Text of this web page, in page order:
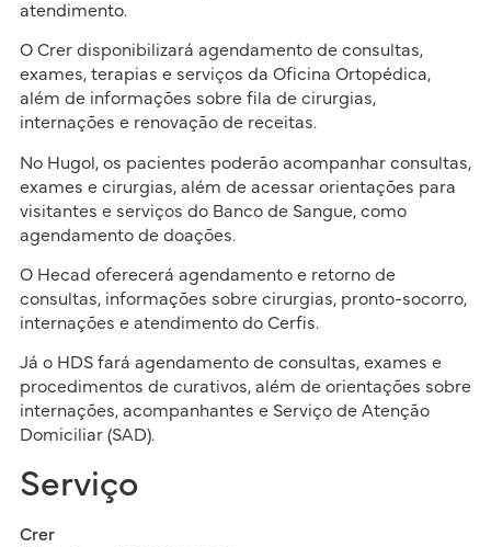
atendimento.
O Crer disponibilizará agendamento de consultas,
exames, terapias e serviços da Oficina Ortopédica,
além de informações sobre fila de cirurgias,
internações e renovação de receitas.
No Hugol, os pacientes poderão acompanhar consultas,
exames e cirurgias, além de acessar orientações para
visitantes e serviços do Banco de Sangue, como
agendamento de doações.
O Hecad oferecerá agendamento e retorno de
consultas, informações sobre cirurgias, pronto-socorro,
internações e atendimento do Cerfis.
Já o HDS fará agendamento de consultas, exames e
procedimentos de curativos, além de orientações sobre
internações, acompanhantes e Serviço de Atenção
Domiciliar (SAD).
Serviço
Crer